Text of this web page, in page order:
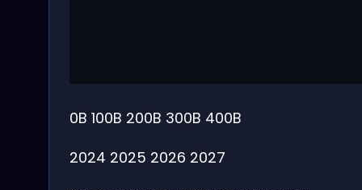
0B 100B 200B 300B 400B
2024 2025 2026 2027